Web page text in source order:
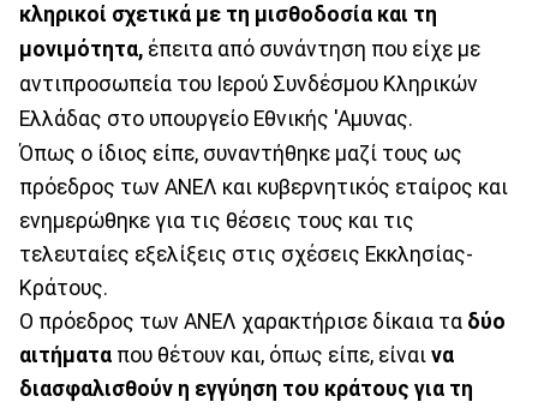
κληρικοί σχετικά με τη μισθοδοσία και τη
μονιμότητα, έπειτα από συνάντηση που είχε με
αντιπροσωπεία του Ιερού Συνδέσμου Κληρικών
Ελλάδας στο υπουργείο Εθνικής 'Αμυνας.
Όπως ο ίδιος είπε, συναντήθηκε μαζί τους ως
πρόεδρος των ΑΝΕΛ και κυβερνητικός εταίρος και
ενημερώθηκε για τις θέσεις τους και τις
τελευταίες εξελίξεις στις σχέσεις Εκκλησίας-
Κράτους.
Ο πρόεδρος των ΑΝΕΛ χαρακτήρισε δίκαια τα δύο
αιτήματα που θέτουν και, όπως είπε, είναι να
διασφαλισθούν η εγγύηση του κράτους για τη